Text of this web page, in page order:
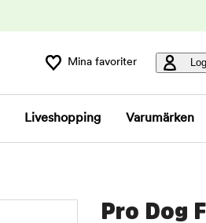
Mina favoriter
Liveshopping Varumärken
Pro Dog